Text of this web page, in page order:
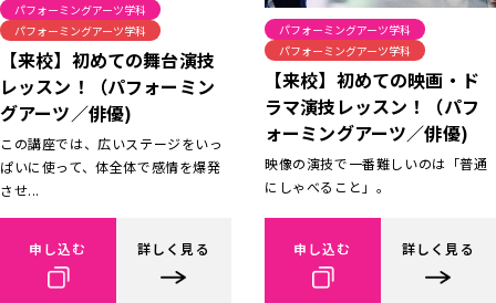
パフォーミングアーツ学科
パフォーミングアーツ学科
【来校】初めての舞台演技
レッスン！（パフォーミン
グアーツ／俳優)
この講座では、広いステージをいっ
ぱいに使って、体全体で感情を爆発
させ...
申し込む 詳しく見る
パフォーミングアーツ学科
パフォーミングアーツ学科
【来校】初めての映画・ド
ラマ演技レッスン！（パフ
ォーミングアーツ／俳優)
映像の演技で一番難しいのは「普通
にしゃべること」。
申し込む 詳しく見る